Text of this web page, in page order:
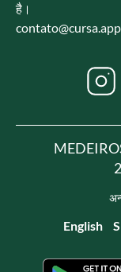
है।
contato@cursa.app
English